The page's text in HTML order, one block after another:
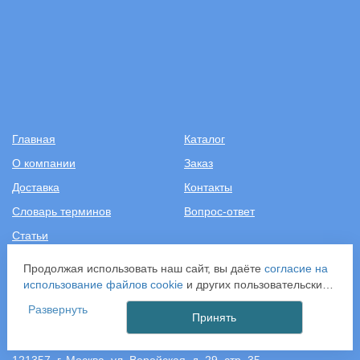
Главная
Каталог
О компании
Заказ
Доставка
Контакты
Словарь терминов
Вопрос-ответ
Статьи
+7 (499) 343-2081
ООО «САНТЕХПОСТАВКА»
Продолжая использовать наш сайт, вы даёте согласие на
использование файлов cookieи других пользовательских
данных (включая IP-адрес, сведения о местоположении,
устройстве, действиях на сайте и т. п.) для
функционирования сайта, проведения статистических
исследований, ретаргетинга и использования систем
Развернуть
Принять